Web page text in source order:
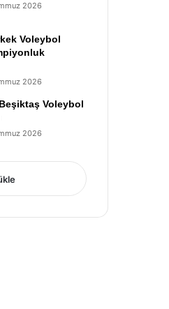
2026
Voleybol
2026
Voleybol
2026